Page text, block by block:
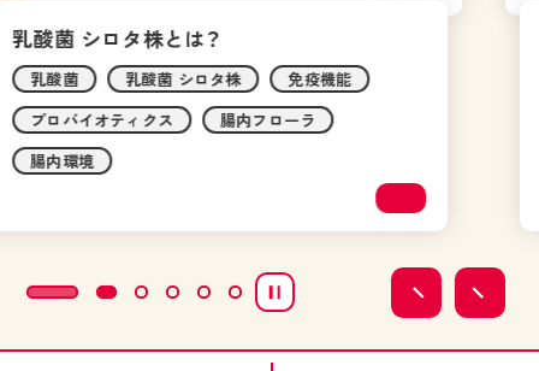
花粉症とは？
疾患 アレルギー 花粉症
対策
免疫機能